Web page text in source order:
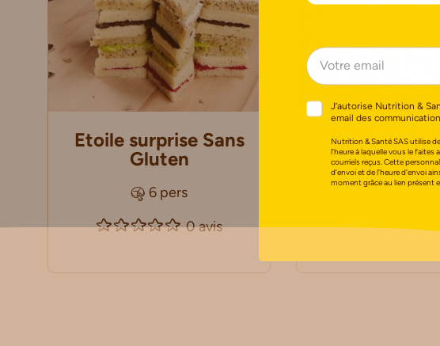
Etoile surprise Sans
Gluten
6 pers
0 avis
La tarte
couleurs
Gluten
J’autorise Nutrition &
email des
Nutrition & Santé SAS utilise
l’heure à laquelle vous le
courriels reçus. Cette
d’envoi et de l’heure d’envoi
moment grâce au lien présent